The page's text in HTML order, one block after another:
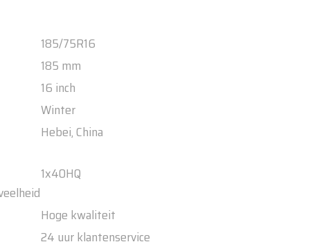
185/75R16
185 mm
16 inch
Winter
Hebei, China
1x40HQ
Hoge kwaliteit
24 uur klantenservice